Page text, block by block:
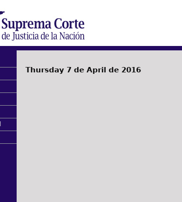
Thursday 7 de April de 2016